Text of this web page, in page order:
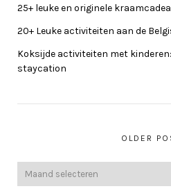
25+ leuke en originele
20+ Leuke activiteiten aan de
Koksijde activiteiten met
staycation
OLDER